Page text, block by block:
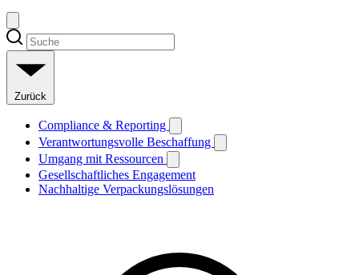
Zurück
Compliance & Reporting
Verantwortungsvolle Beschaffung
Umgang mit Ressourcen
Gesellschaftliches Engagement
Nachhaltige Verpackungslösungen